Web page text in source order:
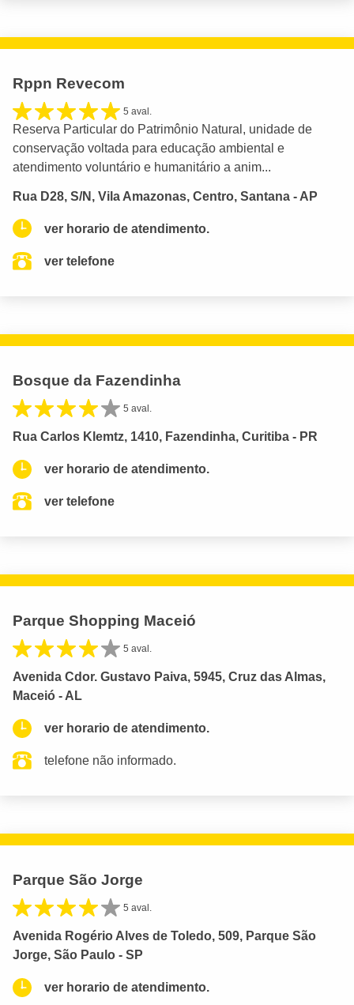
Rppn Revecom
5 aval.
Reserva Particular do Patrimônio Natural, unidade de
conservação voltada para educação ambiental e
atendimento voluntário e humanitário a anim...
Rua D28, S/N, Vila Amazonas, Centro, Santana - AP
ver horario de atendimento.
ver telefone
Bosque da Fazendinha
5 aval.
Rua Carlos Klemtz, 1410, Fazendinha, Curitiba - PR
ver horario de atendimento.
ver telefone
Parque Shopping Maceió
5 aval.
Avenida Cdor. Gustavo Paiva, 5945, Cruz das Almas,
Maceió - AL
ver horario de atendimento.
telefone não informado.
Parque São Jorge
5 aval.
Avenida Rogério Alves de Toledo, 509, Parque São
Jorge, São Paulo - SP
ver horario de atendimento.